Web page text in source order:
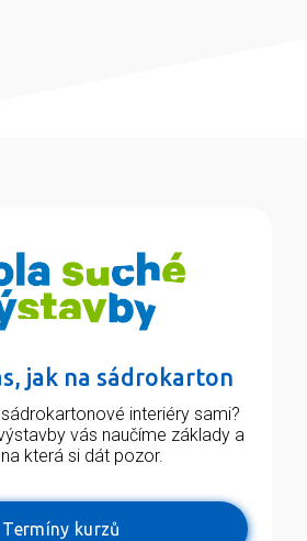
jak na sádrokarton
interiéry sami?
vás naučíme základy a
která si dát pozor.
Termíny kurzů